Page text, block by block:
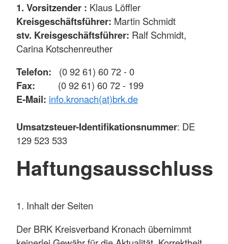
1. Vorsitzender : Klaus Löffler
Kreisgeschäftsführer: Martin Schmidt
stv. Kreisgeschäftsführer: Ralf Schmidt,
Carina Kotschenreuther
Telefon: (0 92 61) 60 72 - 0
Fax: (0 92 61) 60 72 - 199
E-Mail: info.kronach(at)brk.de
Umsatzsteuer-Identifikationsnummer: DE
129 523 533
Haftungsausschluss
1. Inhalt der Seiten
Der BRK Kreisverband Kronach übernimmt